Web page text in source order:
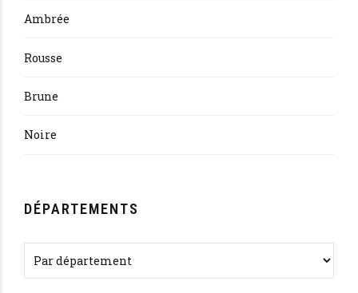
Ambrée
Rousse
Brune
Noire
DÉPARTEMENTS